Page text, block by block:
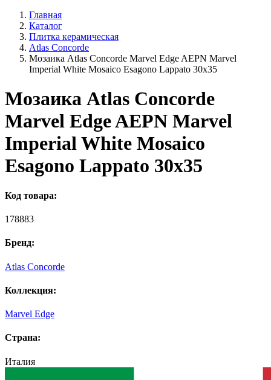
Главная
Каталог
Плитка керамическая
Atlas Concorde
Мозаика Atlas Concorde Marvel Edge AEPN Marvel
Imperial White Mosaico Esagono Lappato 30x35
Мозаика Atlas Concorde
Marvel Edge AEPN Marvel
Imperial White Mosaico
Esagono Lappato 30x35
Код товара:
178883
Бренд:
Atlas Concorde
Коллекция:
Marvel Edge
Страна:
Италия